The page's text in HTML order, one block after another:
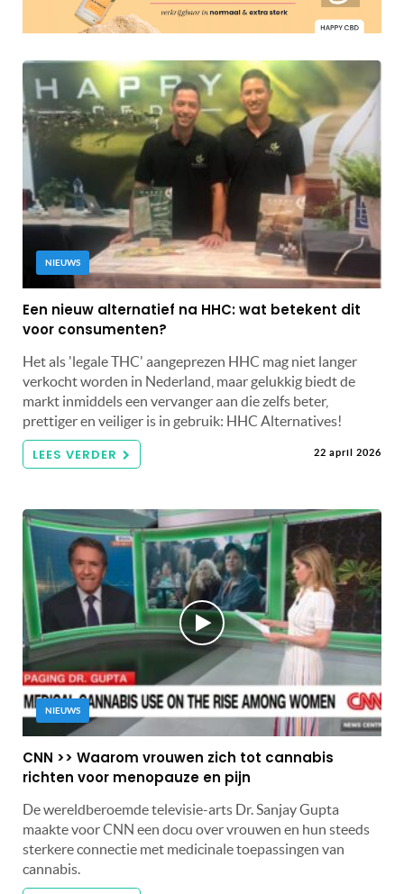
NIEUWS
Een nieuw alternatief na HHC: wat betekent dit
voor consumenten?
Het als 'legale THC' aangeprezen HHC mag niet langer
verkocht worden in Nederland, maar gelukkig biedt de
markt inmiddels een vervanger aan die zelfs beter,
prettiger en veiliger is in gebruik: HHC Alternatives!
LEES VERDER 22 april 2026
NIEUWS
CNN >> Waarom vrouwen zich tot cannabis
richten voor menopauze en pijn
De wereldberoemde televisie-arts Dr. Sanjay Gupta
maakte voor CNN een docu over vrouwen en hun steeds
sterkere connectie met medicinale toepassingen van
cannabis.